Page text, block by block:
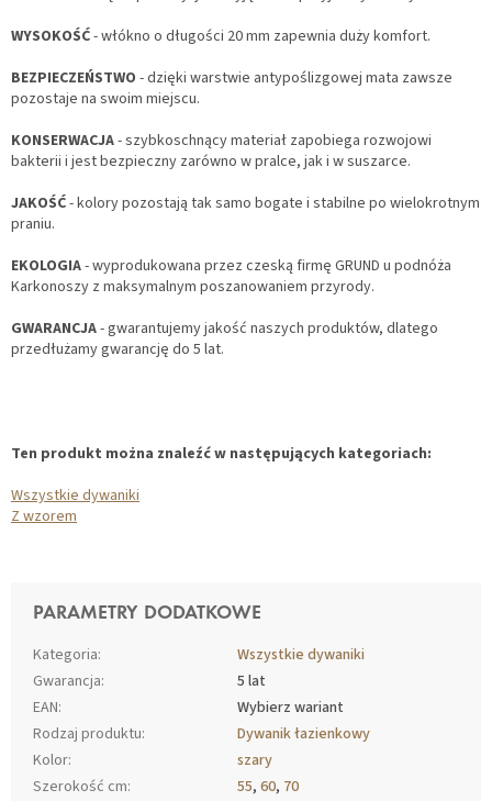
WYSOKOŚĆ- włókno o długości 20 mm zapewnia duży komfort.
BEZPIECZEŃSTWO - dzięki warstwie antypoślizgowej mata zawsze
pozostaje na swoim miejscu.
KONSERWACJA- szybkoschnący materiał zapobiega rozwojowi
bakterii i jest bezpieczny zarówno w pralce, jak i w suszarce.
JAKOŚĆ- kolory pozostają tak samo bogate i stabilne po wielokrotnym
praniu.
EKOLOGIA- wyprodukowana przez czeską firmę GRUND u podnóża
Karkonoszy z maksymalnym poszanowaniem przyrody.
GWARANCJA- gwarantujemy jakość naszych produktów, dlatego
przedłużamy gwarancję do 5 lat.
Ten produkt można znaleźć w następujących kategoriach:
Wszystkie dywaniki
Z wzorem
PARAMETRY DODATKOWE
Kategoria:
Wszystkie dywaniki
Gwarancja:
5 lat
EAN:
Wybierz wariant
Rodzaj produktu:
Dywanik łazienkowy
Kolor:
szary
Szerokość cm: 55, 60, 70